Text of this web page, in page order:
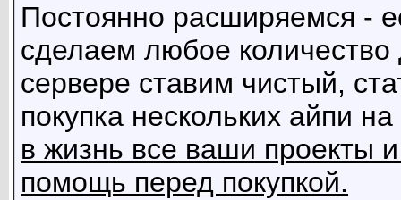
Постоянно расширяемся -
сделаем любое
сервере ставим чистый,
покупка нескольких айпи
в жизнь все ваши проекты
помощь перед покупкой.